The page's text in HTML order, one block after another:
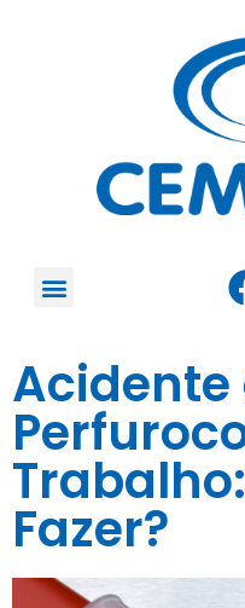
Acidente
Fazer?